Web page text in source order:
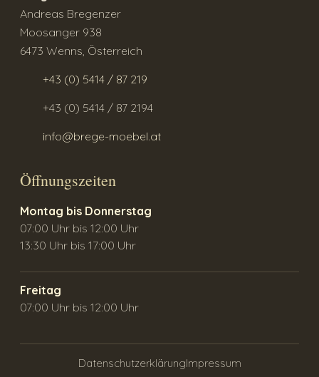
Andreas Bregenzer
Moosanger 938
6473 Wenns, Österreich
+43 (0) 5414 / 87 219
+43 (0) 5414 / 87 2194
info@brege-moebel.at
Öffnungszeiten
Montag bis Donnerstag
07:00 Uhr bis 12:00 Uhr
13:30 Uhr bis 17:00 Uhr
Freitag
07:00 Uhr bis 12:00 Uhr
DatenschutzerklärungImpressum